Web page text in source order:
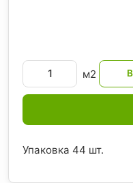
м2
Упаковка 44 шт.